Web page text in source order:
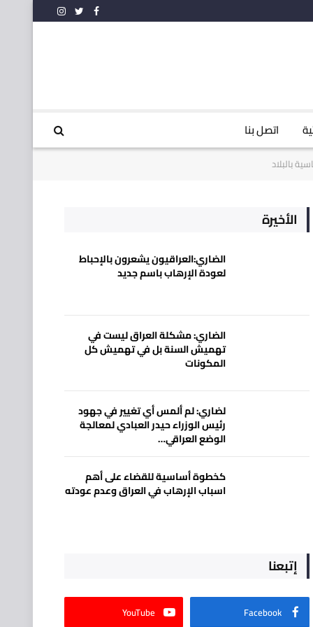
فيسبوك
تويترالانستغرام
اتصل بنا
بالبلاد
الأخيرة
الضاري:العراقيون يشعرون بالإحباط
لعودة الإرهاب باسم جديد
الضاري: مشكلة العراق ليست في
تهميش السنة بل في تهميش كل
المكونات
لضاري: لم ألمس أي تغيير في جهود
رئيس الوزراء حيدر العبادي لمعالجة
الوضع العراقي…
كخطوة أساسية للقضاء على أهم
اسباب الإرهاب في العراق وعدم عودته
إتبعنا
Facebook
YouTube